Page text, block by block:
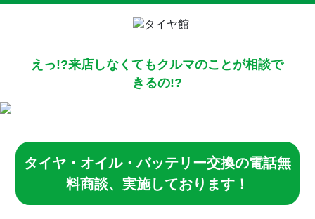
えっ!?来店しなくてもクルマのことが相談で
きるの!?
タイヤ・オイル・バッテリー交換の電話無
料商談、実施しております！